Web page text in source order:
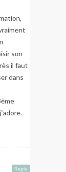
son
il faut
dans
Reply